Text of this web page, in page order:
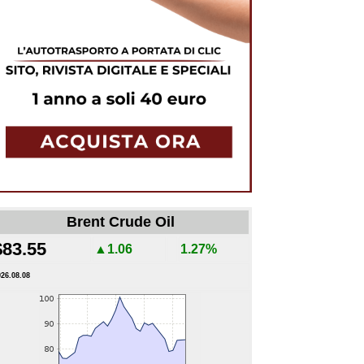
Brent Crude Oil
▲1.06 1.27%